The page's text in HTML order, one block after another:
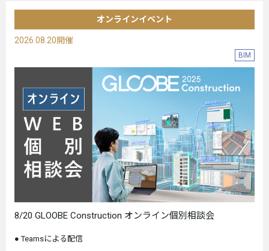
オンラインイベント
2026.08.20開催
BIM
8/20 GLOOBE Construction オンライン個別相談会
Teamsによる配信